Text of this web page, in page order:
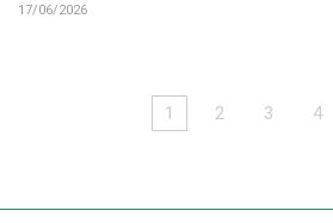
17/06/2026
1 2 3 4